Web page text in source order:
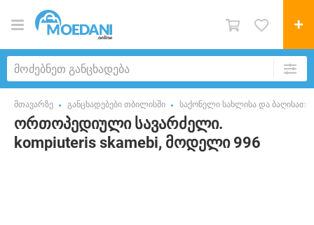
მთავარზე განცხადებები თბილისში საქონელი სახლისა და
ორთოპედიული სავარძელი.
kompiuteris skamebi, მოდელი 996